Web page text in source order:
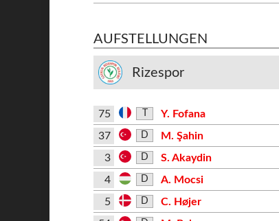
AUFSTELLUNGEN
Rizespor
75
Y. Fofana
37
D
M. Şahin
3
D
S. Akaydin
4
D
A. Mocsi
5
D C. Højer